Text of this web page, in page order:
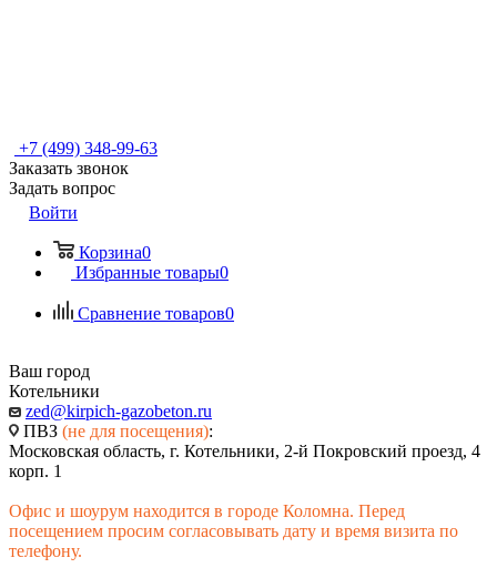
+7 (499) 348-99-63
Заказать звонок
Задать вопрос
Войти
Корзина0
Избранные товары0
Сравнение товаров0
Ваш город
Котельники
zed@kirpich-gazobeton.ru
ПВЗ (не для посещения):
Московская область, г. Котельники, 2-й Покровский проезд, 4
корп. 1
Офис и шоурум находится в городе Коломна. Перед
посещением просим согласовывать дату и время визита по
телефону.